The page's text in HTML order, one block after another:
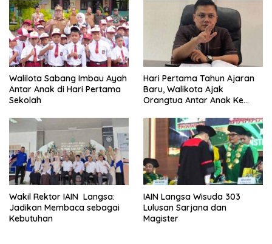
Walilota Sabang Imbau Ayah
Antar Anak di Hari Pertama
Sekolah
Hari Pertama Tahun Ajaran
Baru, Walikota Ajak
Orangtua Antar Anak Ke
Wakil Rektor IAIN Langsa:
Jadikan Membaca sebagai
Kebutuhan
IAIN Langsa Wisuda 303
Lulusan Sarjana dan
Magister